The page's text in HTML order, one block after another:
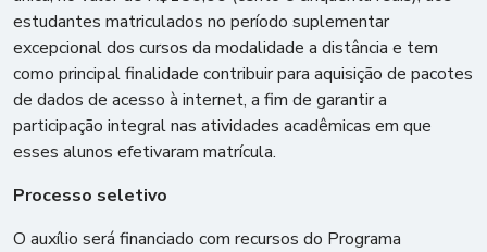
estudantes matriculados no período suplementar
excepcional dos cursos da modalidade a distância e tem
como principal finalidade contribuir para aquisição de pacotes
de dados de acesso à internet, a fim de garantir a
participação integral nas atividades acadêmicas em que
esses alunos efetivaram matrícula.
Processo seletivo
O auxílio será financiado com recursos do Programa